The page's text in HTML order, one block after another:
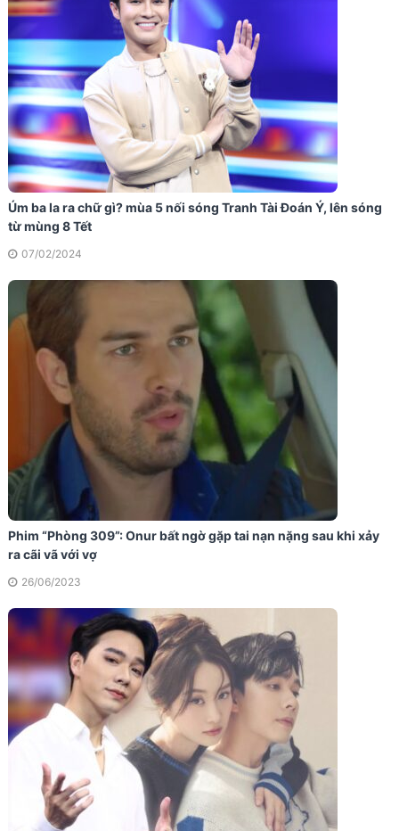
Úm ba la ra chữ gì? mùa 5 nối sóng Tranh Tài Đoán Ý, lên sóng
từ mùng 8 Tết
07/02/2024
Phim “Phòng 309”: Onur bất ngờ gặp tai nạn nặng sau khi xảy
ra cãi vã với vợ
26/06/2023